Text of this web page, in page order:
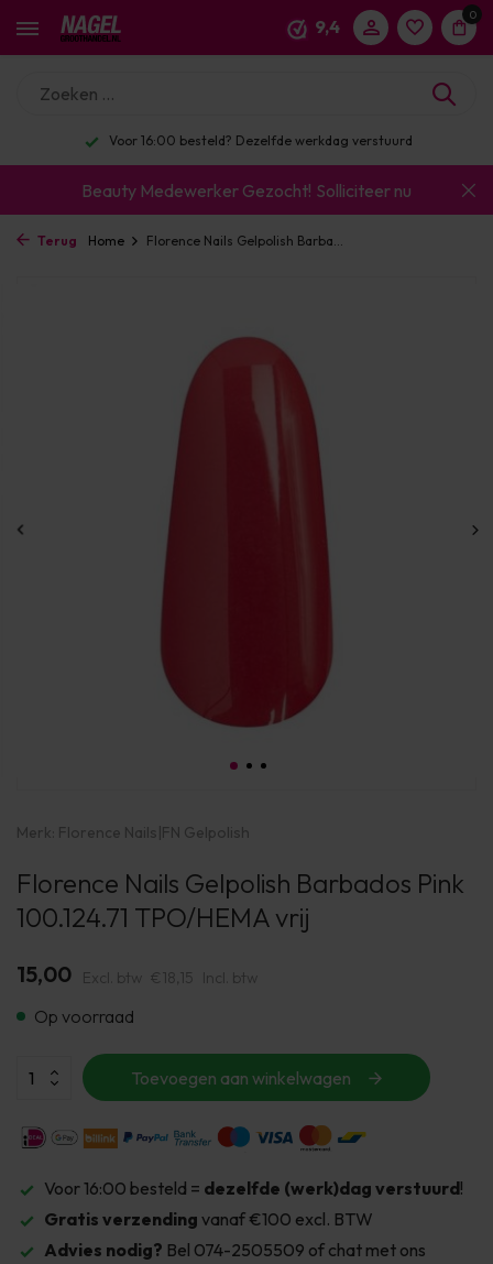
9,4
0
Voor 16:00 besteld? Dezelfde werkdag verstuurd
Beauty Medewerker Gezocht! Solliciteer nu
Terug Home Florence Nails Gelpolish Barba...
Merk: Florence Nails|FN Gelpolish
Florence Nails Gelpolish Barbados Pink
100.124.71 TPO/HEMA vrij
15,00 Excl. btw €18,15 Incl. btw
Op voorraad
Toevoegen aan winkelwagen
Voor 16:00 besteld = dezelfde (werk)dag verstuurd!
Gratis verzending vanaf €100 excl. BTW
Advies nodig? Bel 074-2505509 of chat met ons